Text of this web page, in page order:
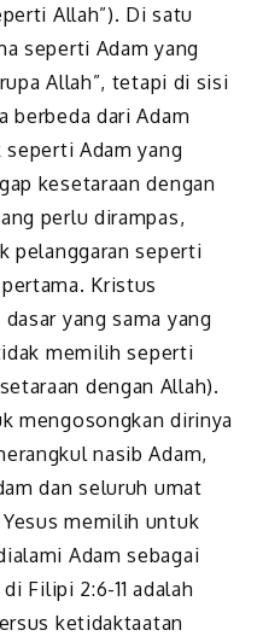
Allah”). Di satu
seperti Adam yang
Allah”, tetapi di sisi
berbeda dari Adam
Adam yang
kesetaraan dengan
perlu dirampas,
pelanggaran seperti
Kristus
yang sama yang
memilih seperti
dengan Allah).
mengosongkan dirinya
nasib Adam,
dan seluruh umat
memilih untuk
Adam sebagai
Filipi 2:6-11 adalah
ketidaktaatan